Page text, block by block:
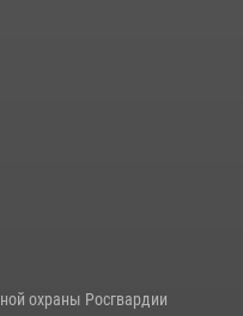
помощь девушке,
охраны Росгвардии